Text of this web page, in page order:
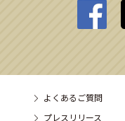
よくあるご質問
プレスリリース